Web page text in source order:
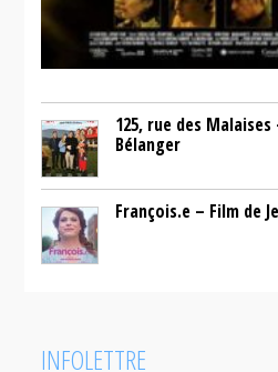
125, rue des
Bélanger
François.e – Film de
INFOLETTRE